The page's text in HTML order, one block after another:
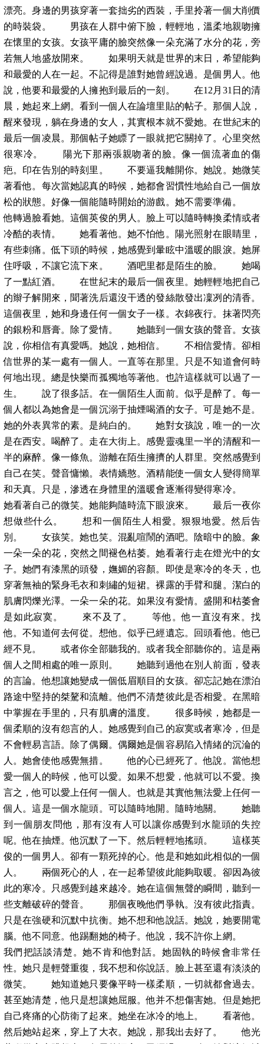
漂亮。身邊的男孩穿著一套拙劣的西裝，手里拎著一個大削價
的時裝袋。 男孩在人群中俯下臉，輕輕地，溫柔地親吻擁
在懷里的女孩。女孩平庸的臉突然像一朵充滿了水分的花，旁
若無人地盛放開來。 如果明天就是世界的末日，希望能夠
和最愛的人在一起。不記得是誰對她曾經說過。是個男人。他
說，他要和最愛的人擁抱到最后的一刻。 在12月31日的清
晨，她起來上網。看到一個人在論壇里貼的帖子。那個人說，
醒來發現，躺在身邊的女人，其實根本就不愛她。在世紀末的
最后一個凌晨。那個帖子她瞟了一眼就把它關掉了。心里突然
很寒冷。 陽光下那兩張親吻著的臉。像一個流著血的傷
疤。印在告別的時刻里。 不要逼我離開你。她說。她微笑
著看他。每次當她認真的時候，她都會習慣性地給自己一個放
松的狀態。好像一個能隨時開始的游戲。她不需要準備。
他轉過臉看她。這個英俊的男人。臉上可以隨時轉換柔情或者
冷酷的表情。 她看著他。她不怕他。陽光照射在眼睛里，
有些刺痛。低下頭的時候，她感覺到暈眩中溫暖的眼淚。她屏
住呼吸，不讓它流下來。 酒吧里都是陌生的臉。 她喝
了一點紅酒。 在世紀末的最后一個夜里。她輕輕地把自己
的辮子解開來，聞著洗后還沒干透的發絲散發出凜冽的清香。
這個夜里，她和身邊任何一個女子一樣。衣錦夜行。抹著閃亮
的銀粉和唇膏。除了愛情。 她聽到一個女孩的聲音。女孩
說，你相信有真愛嗎。她說，她相信。 不相信愛情。卻相
信世界的某一處有一個人。一直等在那里。只是不知道會何時
何地出現。總是快樂而孤獨地等著他。也許這樣就可以過了一
生。 說了很多話。在一個陌生人面前。似乎是醉了。每一
個人都以為她會是一個沉溺于抽煙喝酒的女子。可是她不是。
她的外表異常的素。是純白的。 她對女孩說，唯一的一次
是在西安。喝醉了。走在大街上。感覺靈魂里一半的清醒和一
半的麻醉。像一條魚。游離在陌生擁擠的人群里。突然感覺到
自己在笑。聲音慵懶。表情嬌憨。酒精能使一個女人變得簡單
和天真。只是，滲透在身體里的溫暖會逐漸得變得寒冷。
她看著自己的微笑。她能夠隨時流下眼淚來。 最后一夜你
想做些什么。 想和一個陌生人相愛。狠狠地愛。然后告
別。 女孩笑。她也笑。混亂喧鬧的酒吧。陰暗中的臉。象
一朵一朵的花，突然之間褪色枯萎。她看著行走在燈光中的女
子。她們有漆黑的頭發，嫵媚的容顏。即使是寒冷的冬天，也
穿著無袖的緊身毛衣和刺繡的短裙。裸露的手臂和腿。潔白的
肌膚閃爍光澤。一朵一朵的花。如果沒有愛情。盛開和枯萎會
是如此寂寞。 來不及了。 等他。他一直沒有來。找
他。不知道何去何從。想他。似乎已經遺忘。回頭看他。他已
經不見。 或者你全部聽我的。或者我全部聽你的。這是兩
個人之間相處的唯一原則。 她聽到過他在別人前面，發表
的言論。他想讓她變成一個低眉順目的女孩。卻忘記她在漂泊
路途中堅持的桀驁和流離。他們不清楚彼此是否相愛。在黑暗
中掌握在手里的，只有肌膚的溫度。 很多時候，她都是一
個柔順的沒有怨言的人。她感覺到自己的寂寞或者寒冷，但是
不會輕易言語。除了偶爾。偶爾她是個容易陷入情緒的沉淪的
人。她會使他感覺無措。 他的心已經死了。他說。當他想
愛一個人的時候，他可以愛。如果不想愛，他就可以不愛。換
言之，他可以愛上任何一個人。也就是其實他無法愛上任何一
個人。這是一個水龍頭。可以隨時地開。隨時地關。 她聽
到一個朋友問他，那有沒有人可以讓你感覺到水龍頭的失控
呢。他在抽煙。他沉默了一下。然后輕輕地搖頭。 這樣英
俊的一個男人。卻有一顆死掉的心。他是和她如此相似的一個
人。 兩個死心的人，在一起希望彼此能夠取暖。卻因為彼
此的寒冷。只感覺到越來越冷。她在這個無聲的瞬間，聽到一
些支離破碎的聲音。 那個夜晚他們爭執。沒有彼此指責。
只是在強硬和沉默中抗衡。她不想和他說話。她說，她要開電
腦。他不同意。他踢翻她的椅子。他說，我不許你上網。
我們把話談清楚。她不肯和他對話。她固執的時候會非常任
性。她只是輕聲重復，我不想和你說話。臉上甚至還有淡淡的
微笑。 她知道她只要像平時一樣柔順，一切就都會過去。
甚至她清楚，他只是想讓她屈服。他并不想傷害她。但是她把
自己疼痛的心防衛了起來。她坐在冰冷的地上。 看著他。
然后她站起來，穿上了大衣。她說，那我出去好了。 他光